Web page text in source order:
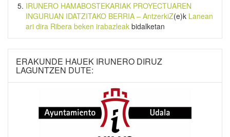
IRUNERO HAMABOSTEKARIAK PROYECTUAREN
INGURUAN IDATZITAKO BERRIA – AntzerkiZ(e)k Lanean
ari dira Ribera beken irabazleak bidalketan
ERAKUNDE HAUEK IRUNERO DIRUZ
LAGUNTZEN DUTE: